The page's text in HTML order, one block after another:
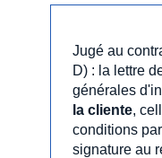
Jugé au
D) : la lettre
générales
la cliente,
conditions
signature au